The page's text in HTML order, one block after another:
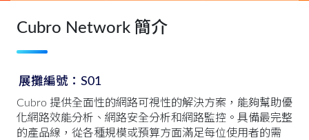
Cubro Network 簡介
展攤編號：S01
Cubro 提供全面性的網路可視性的解決方案，能夠幫助優
化網路效能分析、網路安全分析和網路監控。具備最完整
的產品線，從各種規模或預算方面滿足每位使用者的需